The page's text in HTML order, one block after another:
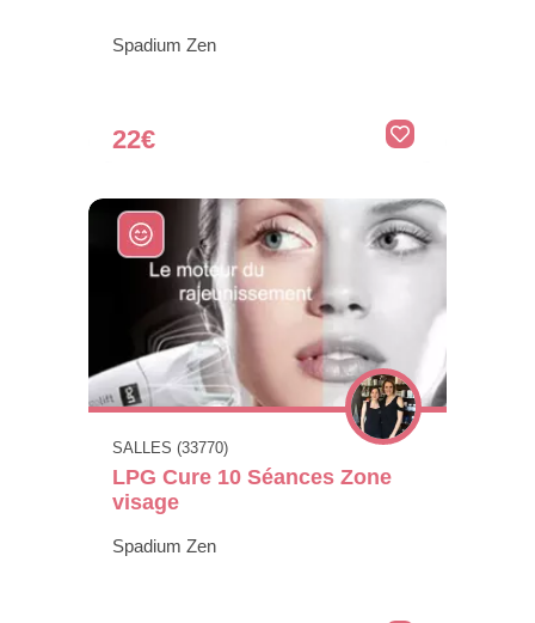
Spadium Zen
22€
SALLES (33770)
LPG Cure 10 Séances Zone
visage
Spadium Zen